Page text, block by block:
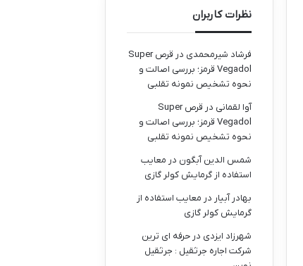
نظرات کاربران
فرشاد شیرمحمدی در
قرص Super
Vegadol قرمز؛ بررسی اصالت و
نحوه تشخیص نمونه تقلبی
آوا لقمانی در
قرص Super
Vegadol قرمز؛ بررسی اصالت و
نحوه تشخیص نمونه تقلبی
شمس الدین آبگون در معایب
استفاده از گرمایش کولر گازی
بهادر آبیار در معایب استفاده از
گرمایش کولر گازی
شهرزاد ایزدی در حرفه ای ترین
شرکت اجاره جرثقیل : جرثقیل